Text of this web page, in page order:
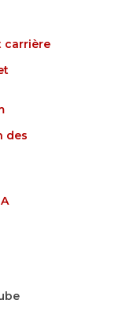
carrière
des